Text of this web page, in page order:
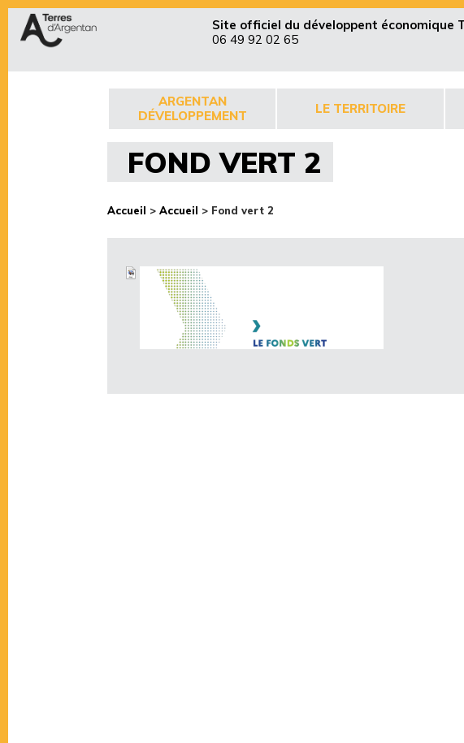
Site officiel du développent économique
06 49 92 02 65
ARGENTAN
DÉVELOPPEMENT
LE TERRITOIRE
FOND VERT 2
Accueil > Accueil > Fond vert 2